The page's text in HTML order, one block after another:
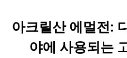
아크릴산 에멀전:
야에 사용되는